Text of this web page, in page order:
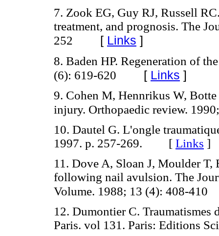
7. Zook EG, Guy RJ, Russell
treatment, and prognosis. The
252 [ Links ]
8. Baden HP. Regeneration of
(6): 619-620 [ Links ]
9. Cohen M, Hennrikus W,
injury. Orthopaedic review.
10. Dautel G. L'ongle
1997. p. 257-269. [ Links ]
11. Dove A, Sloan J, Moulder
following nail avulsion. The
Volume. 1988; 13 (4): 408-410
12. Dumontier C. Traumatismes
Paris. vol 131. Paris: Editions